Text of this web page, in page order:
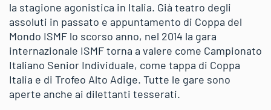
la stagione agonistica in Italia. Già teatro degli
assoluti in passato e appuntamento di Coppa del
Mondo ISMF lo scorso anno, nel 2014 la gara
internazionale ISMF torna a valere come Campionato
Italiano Senior Individuale, come tappa di Coppa
Italia e di Trofeo Alto Adige. Tutte le gare sono
aperte anche ai dilettanti tesserati.